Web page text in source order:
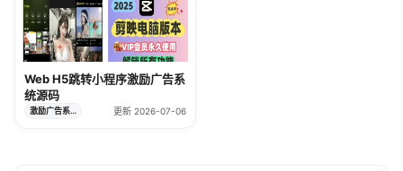
Web H5跳转小程序激励广告系
统源码
激励广告系统 更新 2026-07-06